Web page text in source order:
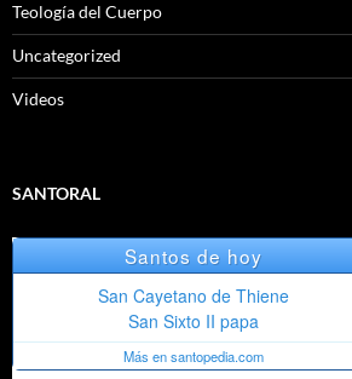
Teología del Cuerpo
Uncategorized
Videos
SANTORAL